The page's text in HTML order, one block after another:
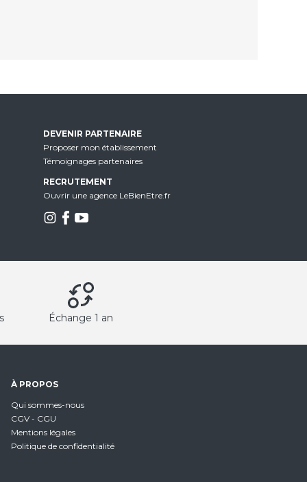
DEVENIR PARTENAIRE
Proposer mon établissement
Témoignages partenaires
RECRUTEMENT
Ouvrir une agence LeBienEtre.fr
Échange 1 an
À PROPOS
Qui sommes-nous
CGV - CGU
Mentions légales
Politique de confidentialité